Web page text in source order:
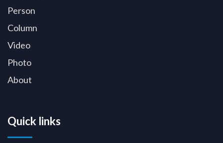
Person
Column
Video
Photo
About
Quick links